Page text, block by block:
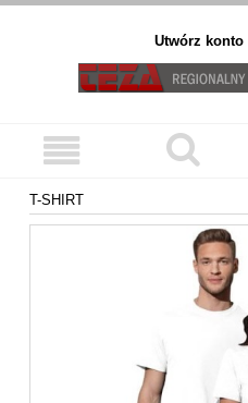
Utwórz konto
T-SHIRT